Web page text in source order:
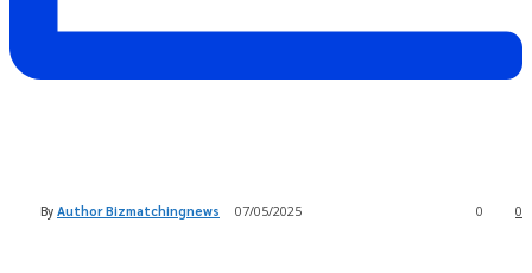
By Author Bizmatchingnews 07/05/2025 0
0